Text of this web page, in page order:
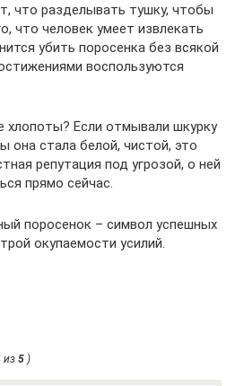
что разделывать тушку, чтобы
что человек умеет извлекать
убить поросенка без всякой
воспользуются
хлопоты? Если отмывали шкурку
она стала белой, чистой, это
репутация под угрозой, о ней
прямо сейчас.
поросенок – символ успешных
окупаемости усилий.
из 5 )